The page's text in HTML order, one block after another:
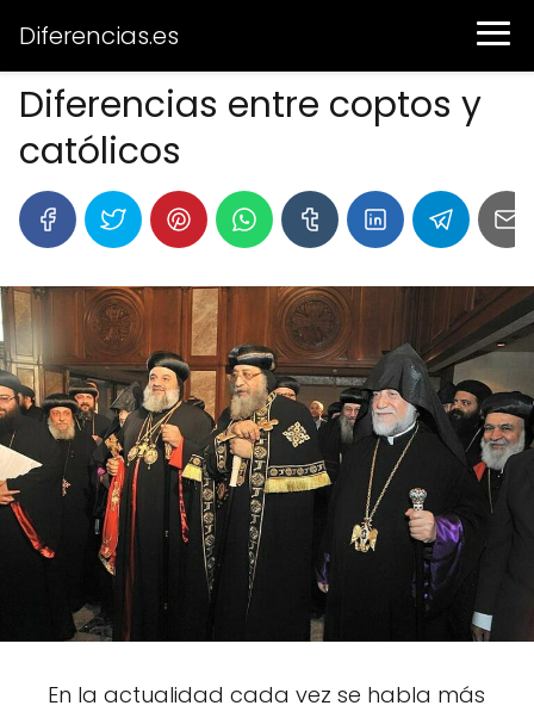
Diferencias.es
Diferencias entre coptos y
católicos
En la actualidad cada vez se habla más